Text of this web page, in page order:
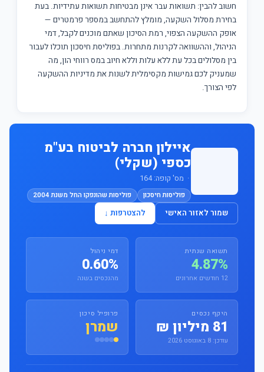
חשוב להבין: תשואות עבר אינן מבטיחות תשואות עתידיות. בעת
בחירת מסלול השקעה, מומלץ להתחשב במספר פרמטרים —
אופק ההשקעה הצפוי, רמת הסיכון שאתם מוכנים לקבל, דמי
הניהול, וההשוואה לקרנות מתחרות. בפוליסת חיסכון תוכלו לעבור
בין מסלולים בכל עת ללא עלות וללא חיוב במס רווחי הון, מה
שמעניק לכם גמישות מקסימלית לשנות את מדיניות ההשקעה
לפי הצורך.
איילון חברה לביטוח בע"מ
כספי (שקלי)
· מס' קופה: 164
פוליסות חיסכון פוליסות שהונפקו החל משנת 2004
שמור לאזור האישי להצטרפות ↓
תשואה שנתית
4.87%
12 חודשים אחרונים
דמי ניהול
0.60%
מהנכסים בשנה
היקף נכסים
81 מיליון ₪
עודכן: 8 באוגוסט 2026
פרופיל סיכון
שמרן